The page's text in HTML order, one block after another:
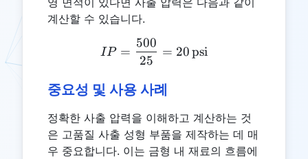
계산할 수 있습니다.
IP = \frac{500}{25} =
IP =
25
500
= 20psi
중요성 및 사용 사례
정확한 사출 압력을 이해하고 계산하는 것
은 고품질 사출 성형 부품을 제작하는 데 매
우 중요합니다. 이는 금형 내 재료의 흐름에